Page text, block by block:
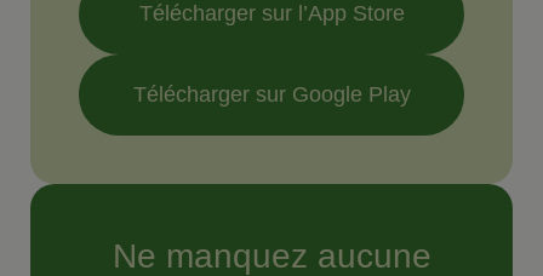
Télécharger sur l’App Store
Télécharger sur Google Play
Ne manquez aucune